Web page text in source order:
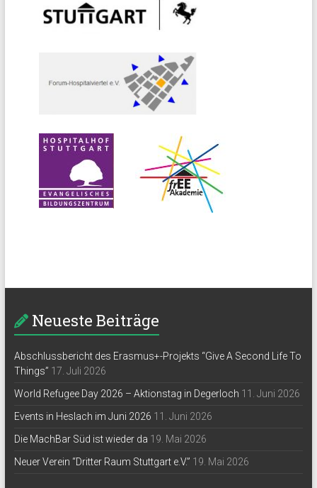
Neueste Beiträge
Abschlussbericht des Erasmus+-Projekts “Give A Second Life To
Things” 17. Juli 2026
World Refugee Day 2026 – Aktionstag in Degerloch 11. Juni 2026
Events in Heslach im Juni 2026 11. Juni 2026
Die MachBar Süd ist wieder da 19. Mai 2026
Neuer Verein “Dritter Raum Stuttgart e.V.” 19. Mai 2026